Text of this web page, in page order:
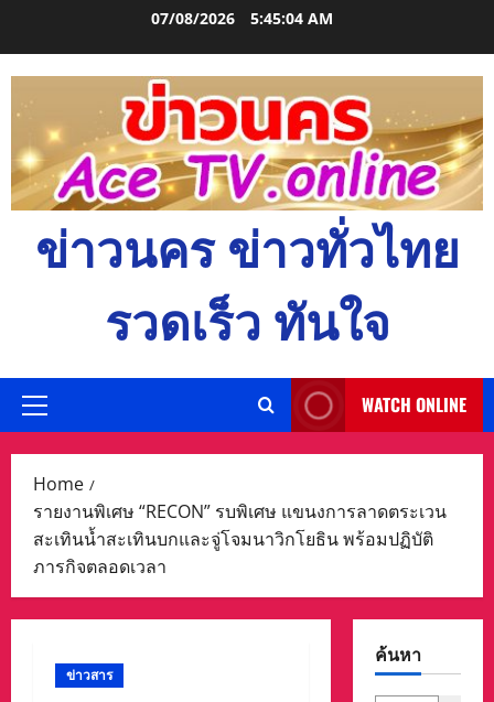
07/08/2026 5:45:05 AM
ข่าวนคร ข่าวทั่วไทย
รวดเร็ว ทันใจ
Primary
WATCH ONLINE
Home
รายงานพิเศษ “RECON” รบพิเศษ แขนงการลาดตระเวน
สะเทินน้ำสะเทินบกและจู่โจมนาวิกโยธิน พร้อมปฏิบัติ
ภารกิจตลอดเวลา
ข่าวสาร
ค้นหา